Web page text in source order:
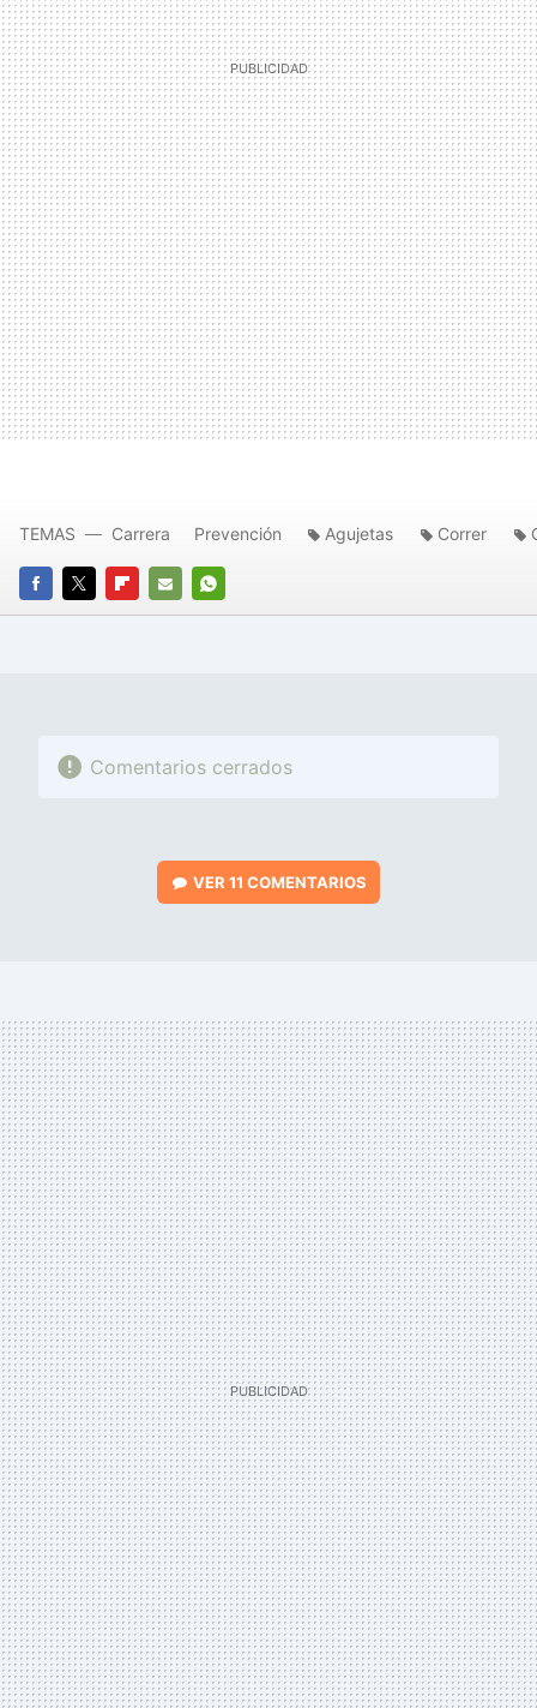
FACEBOOK
TWITTERFLIPBOARD
E-
WHATSAPP
TEMAS Carrera Prevención Agujetas Correr
Comentarios cerrados
VER11 COMENTARIOS